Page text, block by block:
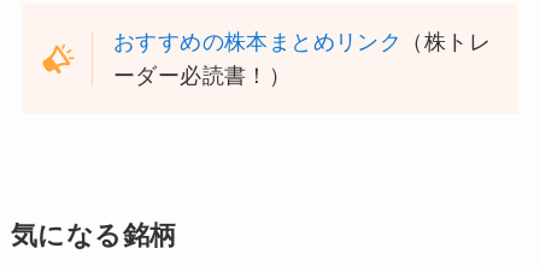
おすすめの株本まとめリンク
（株トレ
ーダー必読書！）
気になる銘柄